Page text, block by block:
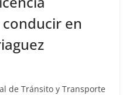
en
de Tránsito y Transporte